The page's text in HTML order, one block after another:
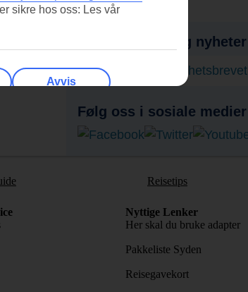
Få tilbud, tips og nyheter
Abonner på nyhetsbrevet
Følg oss i sosiale medier
Reisetips
Nyttige Lenker
Her skal du bruke adapter
Pakkeliste Syden
Reisegavekort
sikre hos oss: Les vår
Avvis